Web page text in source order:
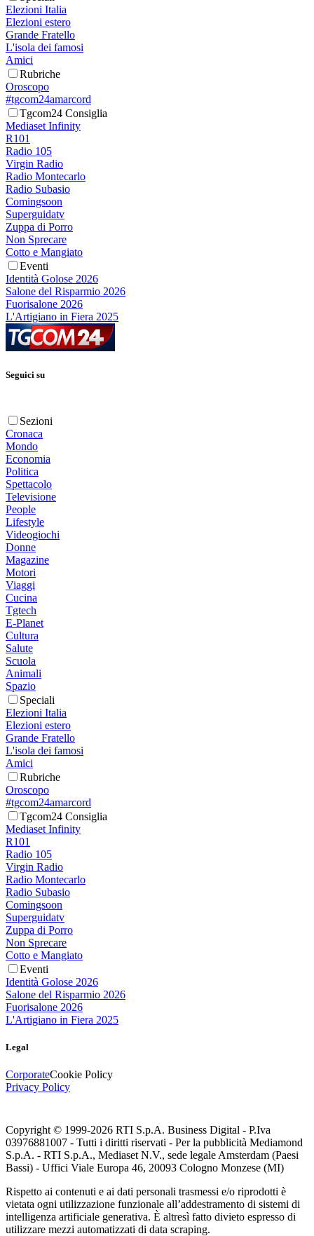
Elezioni Italia
Elezioni estero
Grande Fratello
L'isola dei famosi
Amici
Rubriche
Oroscopo
#tgcom24amarcord
Tgcom24 Consiglia
Mediaset Infinity
R101
Radio 105
Virgin Radio
Radio Montecarlo
Radio Subasio
Comingsoon
Superguidatv
Zuppa di Porro
Non Sprecare
Cotto e Mangiato
Eventi
Identità Golose 2026
Salone del Risparmio 2026
Fuorisalone 2026
L'Artigiano in Fiera 2025
Seguici su
Sezioni
Cronaca
Mondo
Economia
Politica
Spettacolo
Televisione
People
Lifestyle
Videogiochi
Donne
Magazine
Motori
Viaggi
Cucina
Tgtech
E-Planet
Cultura
Salute
Scuola
Animali
Spazio
Speciali
Elezioni Italia
Elezioni estero
Grande Fratello
L'isola dei famosi
Amici
Rubriche
Oroscopo
#tgcom24amarcord
Tgcom24 Consiglia
Mediaset Infinity
R101
Radio 105
Virgin Radio
Radio Montecarlo
Radio Subasio
Comingsoon
Superguidatv
Zuppa di Porro
Non Sprecare
Cotto e Mangiato
Eventi
Identità Golose 2026
Salone del Risparmio 2026
Fuorisalone 2026
L'Artigiano in Fiera 2025
Legal
CorporateCookie Policy
Privacy Policy
Copyright © 1999-2026 RTI S.p.A. Business Digital - P.Iva
03976881007 - Tutti i diritti riservati - Per la pubblicità Mediamond
S.p.A. - RTI S.p.A., Mediaset N.V., sede legale Amsterdam (Paesi
Bassi) - Uffici Viale Europa 46, 20093 Cologno Monzese (MI)
Rispetto ai contenuti e ai dati personali trasmessi e/o riprodotti è
vietata ogni utilizzazione funzionale all’addestramento di sistemi di
intelligenza artificiale generativa. È altresì fatto divieto espresso di
utilizzare mezzi automatizzati di data scraping.